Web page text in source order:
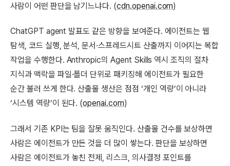
사람이 어떤 판단을 남기느냐다. (cdn.openai.com)
ChatGPT agent 발표도 같은 방향을 보여준다. 에이전트는 웹
탐색, 코드 실행, 분석, 문서·스프레드시트 산출까지 이어지는 복합
작업을 수행한다. Anthropic의 Agent Skills 역시 조직의 절차
지식과 맥락을 파일·폴더 단위로 패키징해 에이전트가 필요한
순간 불러 쓰게 한다. 산출물 생산은 점점 ‘개인 역량’이 아니라
‘시스템 역량’이 된다. (openai.com)
그래서 기존 KPI는 팀을 잘못 움직인다. 산출물 건수를 보상하면
사람은 에이전트가 만든 것을 더 많이 쌓는다. 판단을 보상하면
사람은 에이전트가 놓친 전제, 리스크, 의사결정 포인트를